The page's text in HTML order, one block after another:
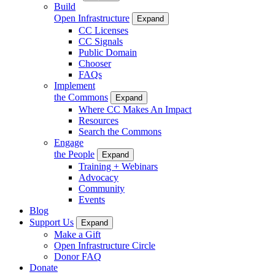
Build
Open Infrastructure
Expand
CC Licenses
CC Signals
Public Domain
Chooser
FAQs
Implement
the Commons
Expand
Where CC Makes An Impact
Resources
Search the Commons
Engage
the People
Expand
Training + Webinars
Advocacy
Community
Events
Blog
Support Us
Expand
Make a Gift
Open Infrastructure Circle
Donor FAQ
Donate